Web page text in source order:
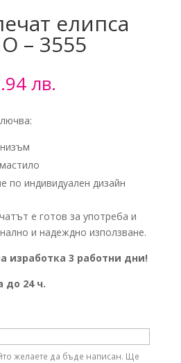
елипса
– 3555
лв.
по индивидуален дизайн
е готов за употреба и
и надеждно използване.
изработка 3 работни дни!
до 24 ч.
желаете да бъде написан. Ще